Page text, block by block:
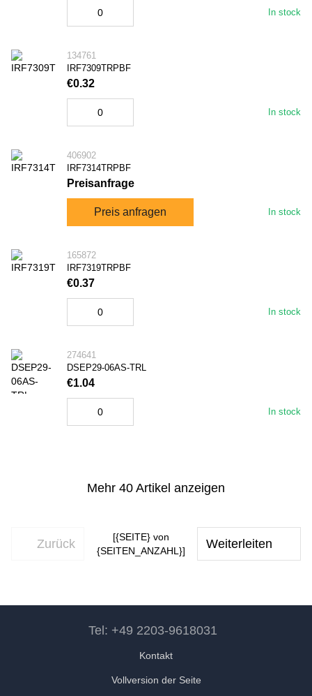
In stock
134761
IRF7309TRPBF
In stock
€0.32
406902
IRF7314TRPBF
In stock
Preisanfrage
Preis anfragen
165872
IRF7319TRPBF
In stock
€0.37
274641
DSEP29-06AS-TRL
In stock
€1.04
Mehr 40 Artikel anzeigen
Zurück
[{SEITE} von
{SEITEN_ANZAHL}]
Weiterleiten
Tel: +49 2203-9618031
Kontakt
Vollversion der Seite